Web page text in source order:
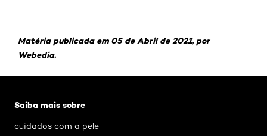
Matéria publicada em 05 de Abril de 2021, por
Webedia.
Saiba mais sobre
cuidados com a pele